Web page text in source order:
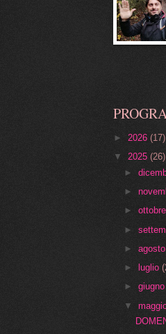
► 2026 (17)
▼ 2025 (26)
►
►
►
►
►
►
luglio
►
▼